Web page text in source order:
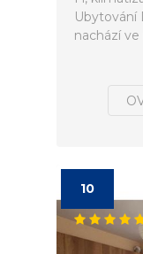
Ubytování
nachází ve
10